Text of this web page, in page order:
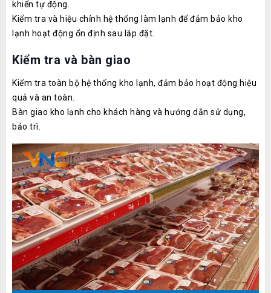
khiển tự động.
Kiểm tra và hiệu chỉnh hệ thống làm lạnh để đảm bảo kho
lạnh hoạt động ổn định sau lắp đặt.
Kiểm tra và bàn giao
Kiểm tra toàn bộ hệ thống kho lạnh, đảm bảo hoạt động hiệu
quả và an toàn.
Bàn giao kho lạnh cho khách hàng và hướng dẫn sử dụng,
bảo trì.